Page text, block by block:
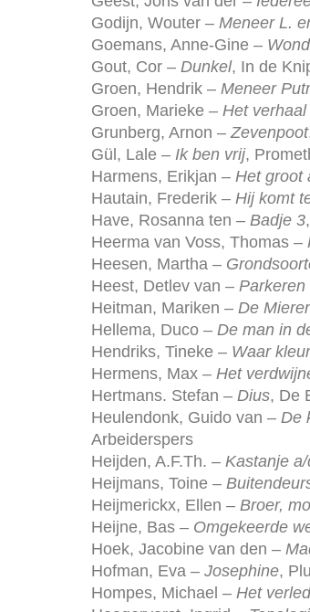
Godijn, Wouter – Meneer L.
Goemans, Anne-Gine –
Gout, Cor – Dunkel, In de
Groen, Hendrik – Meneer
Groen, Marieke – Het
Grunberg, Arnon – Zevenpoot
Gül, Lale – Ik ben vrij,
Harmens, Erikjan – Het groot
Hautain, Frederik – Hij komt
Have, Rosanna ten – Badje 3
Heerma van Voss, Thomas –
Heesen, Martha –
Heest, Detlev van – Parkeren
Heitman, Mariken – De
Hellema, Duco – De man in
Hendriks, Tineke – Waar
Hermens, Max – Het
Hertmans. Stefan – Dius, De
Heulendonk, Guido van – De
Arbeiderspers
Heijden, A.F.Th. – Kastanje
Heijmans, Toine –
Heijmerickx, Ellen – Broer,
Heijne, Bas – Omgekeerde
Hoek, Jacobine van den –
Hofman, Eva – Josephine,
Hompes, Michael – Het